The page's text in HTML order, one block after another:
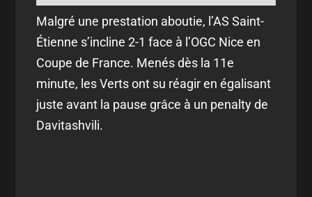
Malgré une prestation aboutie, l’AS Saint-
Étienne s’incline 2-1 face à l’OGC Nice en
Coupe de France. Menés dès la 11e
minute, les Verts ont su réagir en égalisant
juste avant la pause grâce à un penalty de
Davitashvili.